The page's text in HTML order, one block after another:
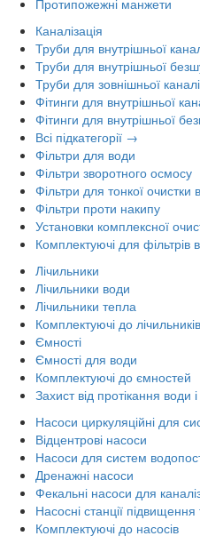
Каналізація
Труби для внутрішньої
Труби для внутрішньої
Труби для зовнішньої
Фітинги для внутрішньої
Фітинги для внутрішньої
Всі підкатегорії →
Фільтри для води
Фільтри зворотного осмосу
Фільтри для тонкої очистки
Фільтри проти накипу
Установки комплексної
Комплектуючі для фільтрів
Лічильники
Лічильники води
Лічильники тепла
Комплектуючі до лічильників
Ємності
Ємності для води
Комплектуючі до ємностей
Захист від протікання води
Насоси циркуляційні для
Відцентрові насоси
Насоси для систем
Дренажні насоси
Фекальні насоси для
Насосні станції підвищення
Комплектуючі до насосів